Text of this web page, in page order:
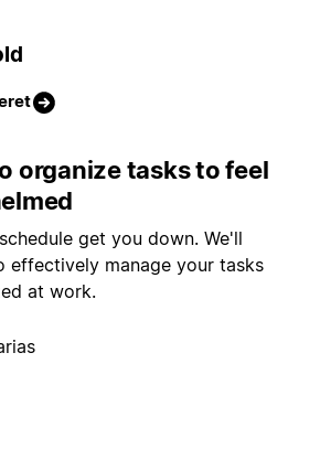
organize tasks to feel
get you down. We'll
effectively manage your tasks
at work.